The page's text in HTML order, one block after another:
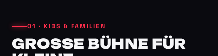
01 · KIDS & FAMILIEN
GROSSE BÜHNE FÜR K